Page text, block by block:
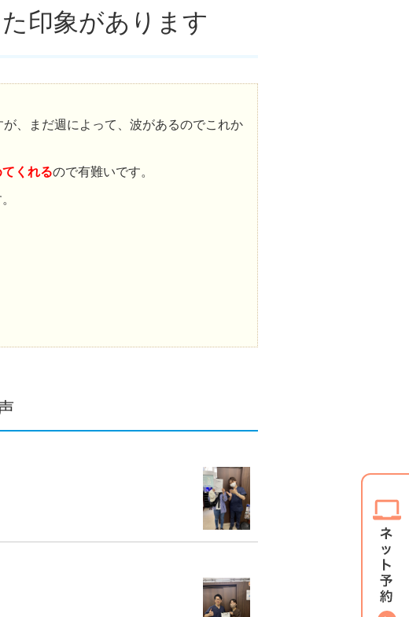
印象があります
、まだ週によって、波があるのでこれか
くれるので有難いです。